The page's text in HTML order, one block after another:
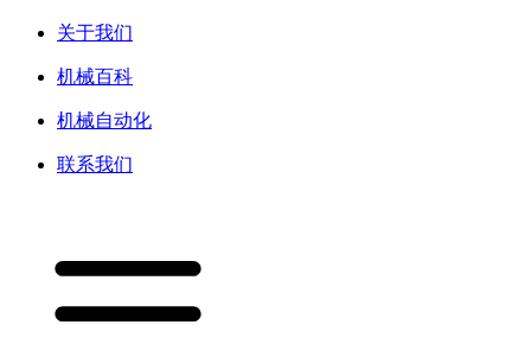
关于我们
机械百科
机械自动化
联系我们